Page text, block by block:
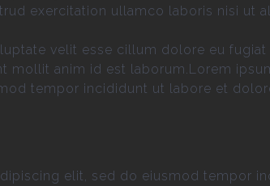
exercitation ullamco laboris nisi ut
velit esse cillum dolore eu
mollit anim id est laborum.Lorem
tempor incididunt ut labore et
elit, sed do eiusmod tempor